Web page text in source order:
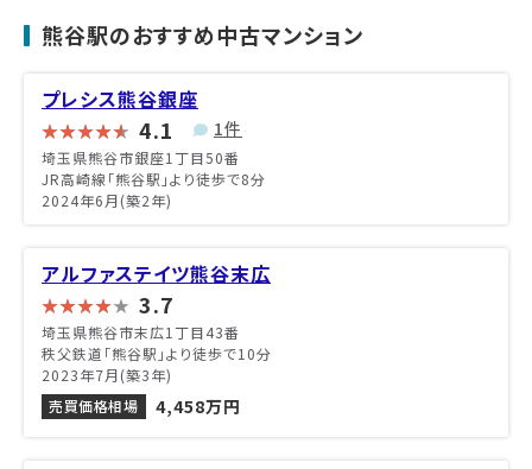
熊谷駅のおすすめ中古マンション
プレシス熊谷銀座
4.1 1件
埼玉県熊谷市銀座1丁目50番
JR高崎線「熊谷駅」より徒歩で8分
2024年6月(築2年)
アルファステイツ熊谷末広
3.7
埼玉県熊谷市末広1丁目43番
秩父鉄道「熊谷駅」より徒歩で10分
2023年7月(築3年)
売買価格相場
4,458万円